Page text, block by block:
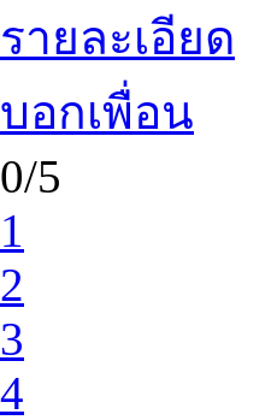
รายละเอียด
บอกเพื่อน
0/5
1
2
3
4